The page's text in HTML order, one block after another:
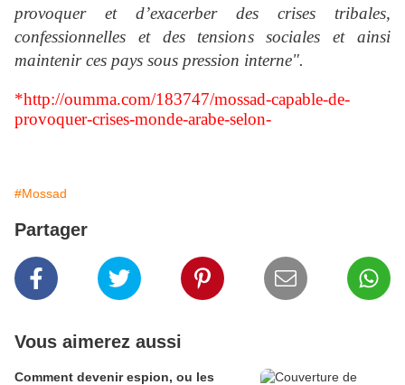
provoquer et d’exacerber des crises tribales,
confessionnelles et des tensions sociales et ainsi
maintenir ces pays sous pression interne".
*http://oumma.com/183747/mossad-capable-de-
provoquer-crises-monde-arabe-selon-
#Mossad
Partager
Vous aimerez aussi
Comment devenir espion, ou les